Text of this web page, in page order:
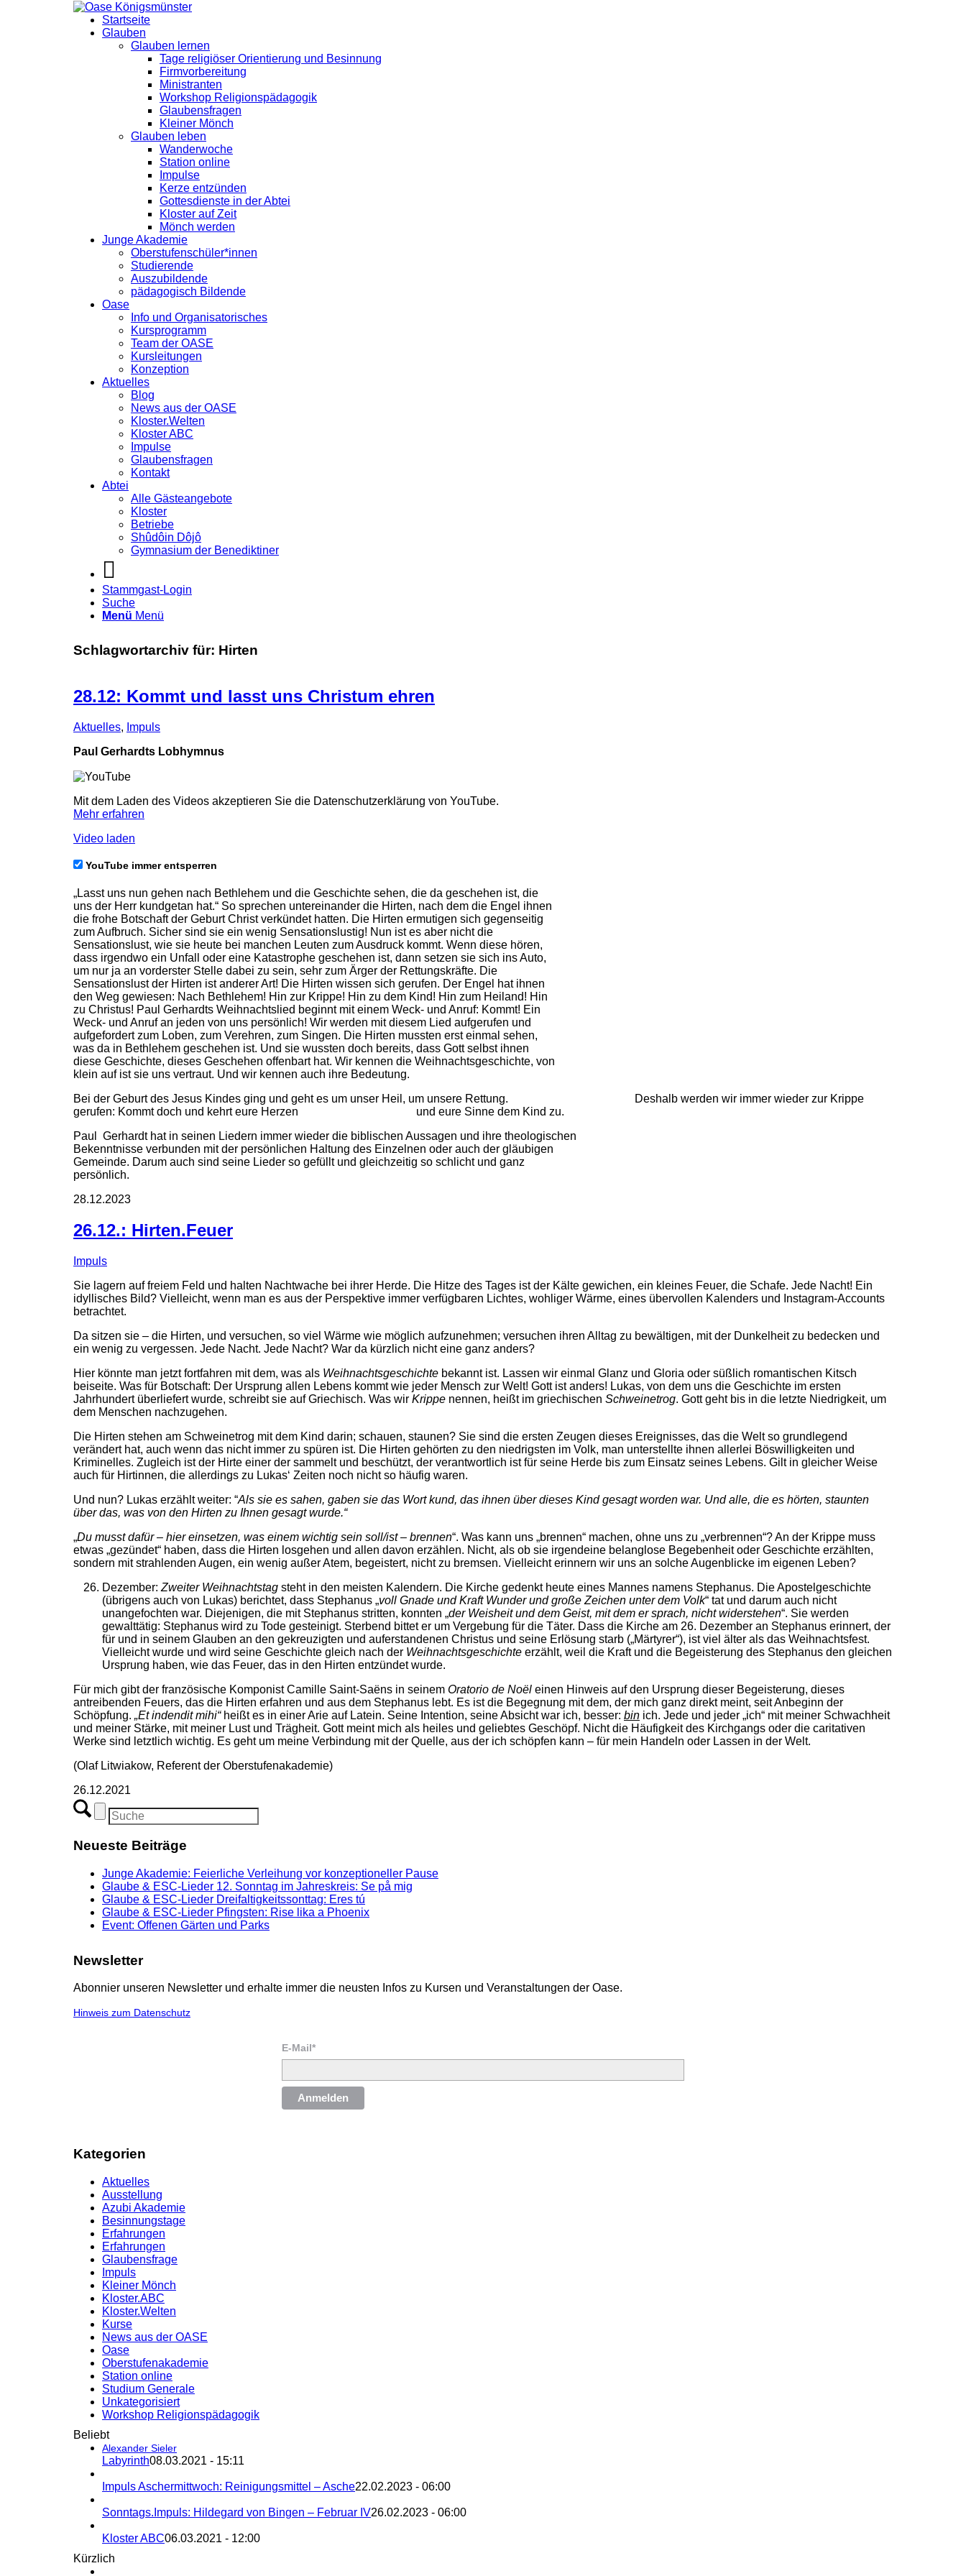
Startseite
Glauben
Glauben lernen
Tage religiöser Orientierung und Besinnung
Firmvorbereitung
Ministranten
Workshop Religionspädagogik
Glaubensfragen
Kleiner Mönch
Glauben leben
Wanderwoche
Station online
Impulse
Kerze entzünden
Gottesdienste in der Abtei
Kloster auf Zeit
Mönch werden
Junge Akademie
Oberstufenschüler*innen
Studierende
Auszubildende
pädagogisch Bildende
Oase
Info und Organisatorisches
Kursprogramm
Team der OASE
Kursleitungen
Konzeption
Aktuelles
Blog
News aus der OASE
Kloster.Welten
Kloster ABC
Impulse
Glaubensfragen
Kontakt
Abtei
Alle Gästeangebote
Kloster
Betriebe
Shûdôin Dôjô
Gymnasium der Benediktiner
Stammgast-Login
Suche
Menü Menü
Schlagwortarchiv für: Hirten
28.12: Kommt und lasst uns Christum ehren
Aktuelles, Impuls
Paul Gerhardts Lobhymnus
Mit dem Laden des Videos akzeptieren Sie die Datenschutzerklärung von YouTube.
Mehr erfahren
Video laden
YouTube immer entsperren
„Lasst uns nun gehen nach Bethlehem und die Geschichte sehen, die da geschehen ist, die
uns der Herr kundgetan hat.“ So sprechen untereinander die Hirten, nach dem die Engel ihnen
die frohe Botschaft der Geburt Christ verkündet hatten. Die Hirten ermutigen sich gegenseitig
zum Aufbruch. Sicher sind sie ein wenig Sensationslustig! Nun ist es aber nicht die
Sensationslust, wie sie heute bei manchen Leuten zum Ausdruck kommt. Wenn diese hören,
dass irgendwo ein Unfall oder eine Katastrophe geschehen ist, dann setzen sie sich ins Auto,
um nur ja an vorderster Stelle dabei zu sein, sehr zum Ärger der Rettungskräfte. Die
Sensationslust der Hirten ist anderer Art! Die Hirten wissen sich gerufen. Der Engel hat ihnen
den Weg gewiesen: Nach Bethlehem! Hin zur Krippe! Hin zu dem Kind! Hin zum Heiland! Hin
zu Christus! Paul Gerhardts Weihnachtslied beginnt mit einem Weck- und Anruf: Kommt! Ein
Weck- und Anruf an jeden von uns persönlich! Wir werden mit diesem Lied aufgerufen und
aufgefordert zum Loben, zum Verehren, zum Singen. Die Hirten mussten erst einmal sehen,
was da in Bethlehem geschehen ist. Und sie wussten doch bereits, dass Gott selbst ihnen
diese Geschichte, dieses Geschehen offenbart hat. Wir kennen die Weihnachtsgeschichte, von
klein auf ist sie uns vertraut. Und wir kennen auch ihre Bedeutung.
Bei der Geburt des Jesus Kindes ging und geht es um unser Heil, um unsere Rettung. Deshalb werden wir immer wieder zur Krippe
gerufen: Kommt doch und kehrt eure Herzen und eure Sinne dem Kind zu.
Paul Gerhardt hat in seinen Liedern immer wieder die biblischen Aussagen und ihre theologischen
Bekenntnisse verbunden mit der persönlichen Haltung des Einzelnen oder auch der gläubigen
Gemeinde. Darum auch sind seine Lieder so gefüllt und gleichzeitig so schlicht und ganz
persönlich.
28.12.2023
26.12.: Hirten.Feuer
Impuls
Sie lagern auf freiem Feld und halten Nachtwache bei ihrer Herde. Die Hitze des Tages ist der Kälte gewichen, ein kleines Feuer, die Schafe. Jede Nacht! Ein
idyllisches Bild? Vielleicht, wenn man es aus der Perspektive immer verfügbaren Lichtes, wohliger Wärme, eines übervollen Kalenders und Instagram-Accounts
betrachtet.
Da sitzen sie – die Hirten, und versuchen, so viel Wärme wie möglich aufzunehmen; versuchen ihren Alltag zu bewältigen, mit der Dunkelheit zu bedecken und
ein wenig zu vergessen. Jede Nacht. Jede Nacht? War da kürzlich nicht eine ganz anders?
Hier könnte man jetzt fortfahren mit dem, was als Weihnachtsgeschichte bekannt ist. Lassen wir einmal Glanz und Gloria oder süßlich romantischen Kitsch
beiseite. Was für Botschaft: Der Ursprung allen Lebens kommt wie jeder Mensch zur Welt! Gott ist anders! Lukas, von dem uns die Geschichte im ersten
Jahrhundert überliefert wurde, schreibt sie auf Griechisch. Was wir Krippe nennen, heißt im griechischen Schweinetrog. Gott geht bis in die letzte Niedrigkeit, um
dem Menschen nachzugehen.
Die Hirten stehen am Schweinetrog mit dem Kind darin; schauen, staunen? Sie sind die ersten Zeugen dieses Ereignisses, das die Welt so grundlegend
verändert hat, auch wenn das nicht immer zu spüren ist. Die Hirten gehörten zu den niedrigsten im Volk, man unterstellte ihnen allerlei Böswilligkeiten und
Kriminelles. Zugleich ist der Hirte einer der sammelt und beschützt, der verantwortlich ist für seine Herde bis zum Einsatz seines Lebens. Gilt in gleicher Weise
auch für Hirtinnen, die allerdings zu Lukas‘ Zeiten noch nicht so häufig waren.
Und nun? Lukas erzählt weiter: “Als sie es sahen, gaben sie das Wort kund, das ihnen über dieses Kind gesagt worden war. Und alle, die es hörten, staunten
über das, was von den Hirten zu Ihnen gesagt wurde.“
„Du musst dafür – hier einsetzen, was einem wichtig sein soll/ist – brennen“. Was kann uns „brennen“ machen, ohne uns zu „verbrennen“? An der Krippe muss
etwas „gezündet“ haben, dass die Hirten losgehen und allen davon erzählen. Nicht, als ob sie irgendeine belanglose Begebenheit oder Geschichte erzählten,
sondern mit strahlenden Augen, ein wenig außer Atem, begeistert, nicht zu bremsen. Vielleicht erinnern wir uns an solche Augenblicke im eigenen Leben?
Dezember: Zweiter Weihnachtstag steht in den meisten Kalendern. Die Kirche gedenkt heute eines Mannes namens Stephanus. Die Apostelgeschichte
(übrigens auch von Lukas) berichtet, dass Stephanus „voll Gnade und Kraft Wunder und große Zeichen unter dem Volk“ tat und darum auch nicht
unangefochten war. Diejenigen, die mit Stephanus stritten, konnten „der Weisheit und dem Geist, mit dem er sprach, nicht widerstehen“. Sie werden
gewalttätig: Stephanus wird zu Tode gesteinigt. Sterbend bittet er um Vergebung für die Täter. Dass die Kirche am 26. Dezember an Stephanus erinnert, der
für und in seinem Glauben an den gekreuzigten und auferstandenen Christus und seine Erlösung starb („Märtyrer“), ist viel älter als das Weihnachtsfest.
Vielleicht wurde und wird seine Geschichte gleich nach der Weihnachtsgeschichte erzählt, weil die Kraft und die Begeisterung des Stephanus den gleichen
Ursprung haben, wie das Feuer, das in den Hirten entzündet wurde.
Für mich gibt der französische Komponist Camille Saint-Saëns in seinem Oratorio de Noël einen Hinweis auf den Ursprung dieser Begeisterung, dieses
antreibenden Feuers, das die Hirten erfahren und aus dem Stephanus lebt. Es ist die Begegnung mit dem, der mich ganz direkt meint, seit Anbeginn der
Schöpfung. „Et indendit mihi“ heißt es in einer Arie auf Latein. Seine Intention, seine Absicht war ich, besser: bin ich. Jede und jeder „ich“ mit meiner Schwachheit
und meiner Stärke, mit meiner Lust und Trägheit. Gott meint mich als heiles und geliebtes Geschöpf. Nicht die Häufigkeit des Kirchgangs oder die caritativen
Werke sind letztlich wichtig. Es geht um meine Verbindung mit der Quelle, aus der ich schöpfen kann – für mein Handeln oder Lassen in der Welt.
(Olaf Litwiakow, Referent der Oberstufenakademie)
26.12.2021
Neueste Beiträge
Junge Akademie: Feierliche Verleihung vor konzeptioneller Pause
Glaube & ESC-Lieder 12. Sonntag im Jahreskreis: Se på mig
Glaube & ESC-Lieder Dreifaltigkeitssonttag: Eres tú
Glaube & ESC-Lieder Pfingsten: Rise lika a Phoenix
Event: Offenen Gärten und Parks
Newsletter
Abonnier unseren Newsletter und erhalte immer die neusten Infos zu Kursen und Veranstaltungen der Oase.
Hinweis zum Datenschutz
E-Mail*
Anmelden
Kategorien
Aktuelles
Ausstellung
Azubi Akademie
Besinnungstage
Erfahrungen
Erfahrungen
Glaubensfrage
Impuls
Kleiner Mönch
Kloster.ABC
Kloster.Welten
Kurse
News aus der OASE
Oase
Oberstufenakademie
Station online
Studium Generale
Unkategorisiert
Workshop Religionspädagogik
Beliebt
Alexander Sieler
Labyrinth08.03.2021 - 15:11
Impuls Aschermittwoch: Reinigungsmittel – Asche22.02.2023 - 06:00
Sonntags.Impuls: Hildegard von Bingen – Februar IV26.02.2023 - 06:00
Kloster ABC06.03.2021 - 12:00
Kürzlich